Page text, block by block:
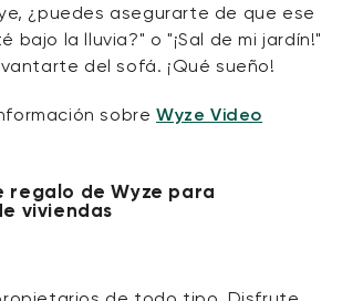
¿puedes asegurarte de que ese
bajo la lluvia?" o "¡Sal de mi jardín!"
del sofá. ¡Qué sueño!
sobre Wyze Video
regalo de Wyze para
viviendas